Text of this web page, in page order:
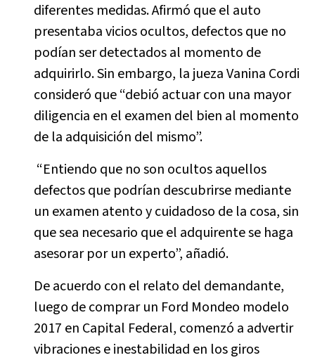
diferentes medidas. Afirmó que el auto
presentaba vicios ocultos, defectos que no
podían ser detectados al momento de
adquirirlo. Sin embargo, la jueza Vanina Cordi
consideró que “debió actuar con una mayor
diligencia en el examen del bien al momento
de la adquisición del mismo”.
“Entiendo que no son ocultos aquellos
defectos que podrían descubrirse mediante
un examen atento y cuidadoso de la cosa, sin
que sea necesario que el adquirente se haga
asesorar por un experto”, añadió.
De acuerdo con el relato del demandante,
luego de comprar un Ford Mondeo modelo
2017 en Capital Federal, comenzó a advertir
vibraciones e inestabilidad en los giros